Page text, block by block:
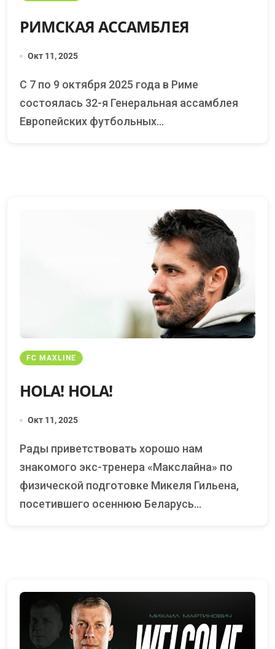
РИМСКАЯ АССАМБЛЕЯ
Окт 11, 2025
С 7 по 9 октября 2025 года в Риме
состоялась 32-я Генеральная ассамблея
Европейских футбольных...
FC MAXLINE
HOLA! HOLA!
Окт 11, 2025
Рады приветствовать хорошо нам
знакомого экс-тренера «Макслайна» по
физической подготовке Микеля Гильена,
посетившего осеннюю Беларусь...